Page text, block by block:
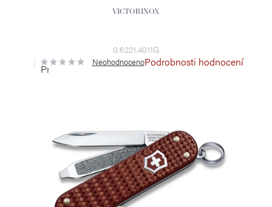
VICTORINOX
0.6221.4011G
Průměrné
hodnocení
NeohodnocenoPodrobnosti hodnocení